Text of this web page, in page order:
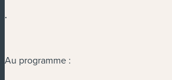
.
Au programme :